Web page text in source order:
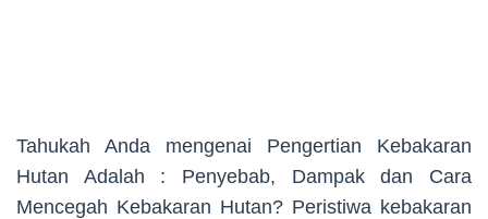
Tahukah Anda mengenai Pengertian Kebakaran
Hutan Adalah : Penyebab, Dampak dan Cara
Mencegah Kebakaran Hutan? Peristiwa kebakaran